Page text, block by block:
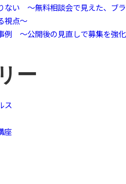
ない 〜無料相談会で見えた、ブラ
視点〜
例 〜公開後の見直しで募集を強化
ー
ス
座